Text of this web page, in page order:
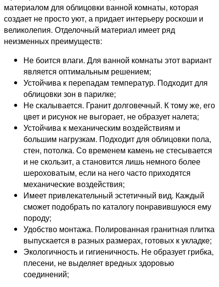
материалом для облицовки ванной комнаты, которая
создает не просто уют, а придает интерьеру роскоши и
великолепия. Отделочный материал имеет ряд
неизменных преимуществ:
Не боится влаги. Для ванной комнаты этот вариант
является оптимальным решением;
Устойчива к перепадам температур. Подходит для
облицовки зон в парилке;
Не скалывается. Гранит долговечный. К тому же, его
цвет и рисунок не выгорает, не образует налета;
Устойчива к механическим воздействиям и
большим нагрузкам. Подходит для облицовки пола,
стен, потолка. Со временем камень не стесывается
и не скользит, а становится лишь немного более
шероховатым, если на него часто приходятся
механические воздействия;
Имеет привлекательный эстетичный вид. Каждый
сможет подобрать по каталогу понравившуюся ему
породу;
Удобство монтажа. Полированная гранитная плитка
выпускается в разных размерах, готовых к укладке;
Экологичность и гигиеничность. Не образует грибка,
плесени, не выделяет вредных здоровью
соединений;